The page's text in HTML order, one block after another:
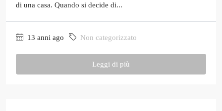
di una casa. Quando si decide di...
13 anni ago Non categorizzato
Leggi di più